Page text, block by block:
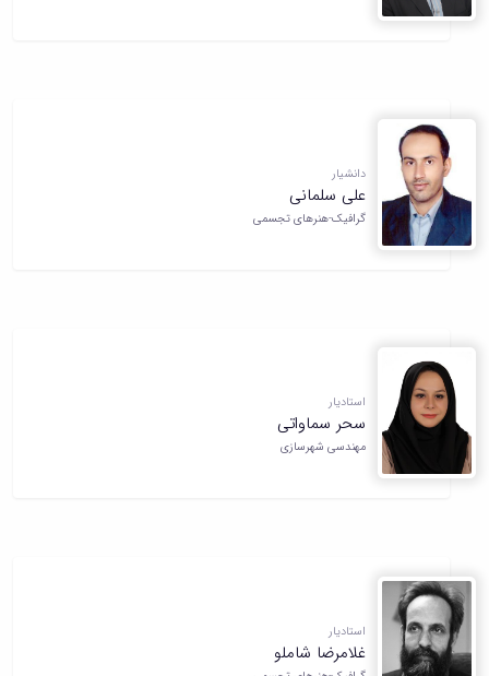
دانشیار
علی سلمانی
گرافیک-هنرهای تجسمی
استادیار
سحر سماواتی
مهندسی شهرسازی
استادیار
غلامرضا شاملو